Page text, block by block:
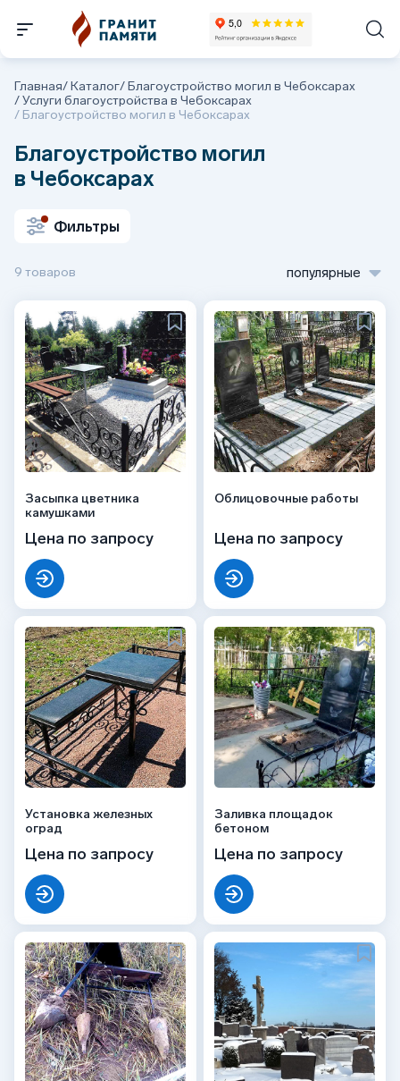
Главная/Каталог/Благоустройство могил в Чебоксарах
/Услуги благоустройства в Чебоксарах
/ Благоустройство могил в Чебоксарах
Благоустройство могил
в Чебоксарах
Фильтры
9 товаров популярные
Засыпка цветника
камушками
Цена по запросу
Облицовочные работы
Цена по запросу
Установка железных
оград
Цена по запросу
Заливка площадок
бетоном
Цена по запросу